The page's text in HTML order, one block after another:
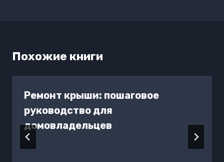
Похожие книги
Ремонт крыши: пошаговое
руководство для
домовладельцев